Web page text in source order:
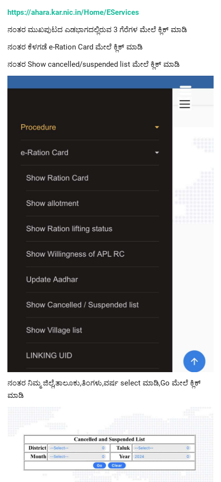
https://ahara.kar.nic.in/Home/EServices
ನಂತರ ಮುಖಪುಟದ ಎಡಭಾಗದಲ್ಲಿರುವ 3 ಗೆರೆಗಳ ಮೇಲೆ ಕ್ಲಿಕ್ ಮಾಡಿ
ನಂತರ ಕೆಳಗಡೆ e-Ration Card ಮೇಲೆ ಕ್ಲಿಕ್ ಮಾಡಿ
ನಂತರ Show cancelled/suspended list ಮೇಲೆ ಕ್ಲಿಕ್ ಮಾಡಿ
ನಂತರ ನಿಮ್ಮ ಜಿಲ್ಲೆ,ತಾಲೂಕು,ತಿಂಗಳು,ವರ್ಷ select ಮಾಡಿ,Go ಮೇಲೆ ಕ್ಲಿಕ್
ಮಾಡಿ